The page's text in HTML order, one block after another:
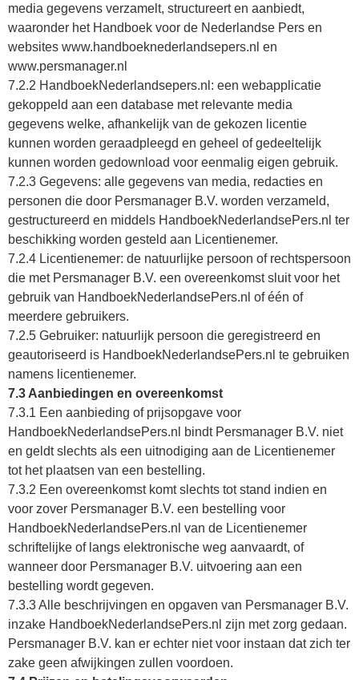
media gegevens verzamelt, structureert en aanbiedt,
waaronder het Handboek voor de Nederlandse Pers en
websites www.handboeknederlandsepers.nl en
www.persmanager.nl
7.2.2 HandboekNederlandsepers.nl: een webapplicatie
gekoppeld aan een database met relevante media
gegevens welke, afhankelijk van de gekozen licentie
kunnen worden geraadpleegd en geheel of gedeeltelijk
kunnen worden gedownload voor eenmalig eigen gebruik.
7.2.3 Gegevens: alle gegevens van media, redacties en
personen die door Persmanager B.V. worden verzameld,
gestructureerd en middels HandboekNederlandsePers.nl ter
beschikking worden gesteld aan Licentienemer.
7.2.4 Licentienemer: de natuurlijke persoon of rechtspersoon
die met Persmanager B.V. een overeenkomst sluit voor het
gebruik van HandboekNederlandsePers.nl of één of
meerdere gebruikers.
7.2.5 Gebruiker: natuurlijk persoon die geregistreerd en
geautoriseerd is HandboekNederlandsePers.nl te gebruiken
namens licentienemer.
7.3 Aanbiedingen en overeenkomst
7.3.1 Een aanbieding of prijsopgave voor
HandboekNederlandsePers.nl bindt Persmanager B.V. niet
en geldt slechts als een uitnodiging aan de Licentienemer
tot het plaatsen van een bestelling.
7.3.2 Een overeenkomst komt slechts tot stand indien en
voor zover Persmanager B.V. een bestelling voor
HandboekNederlandsePers.nl van de Licentienemer
schriftelijke of langs elektronische weg aanvaardt, of
wanneer door Persmanager B.V. uitvoering aan een
bestelling wordt gegeven.
7.3.3 Alle beschrijvingen en opgaven van Persmanager B.V.
inzake HandboekNederlandsePers.nl zijn met zorg gedaan.
Persmanager B.V. kan er echter niet voor instaan dat zich ter
zake geen afwijkingen zullen voordoen.